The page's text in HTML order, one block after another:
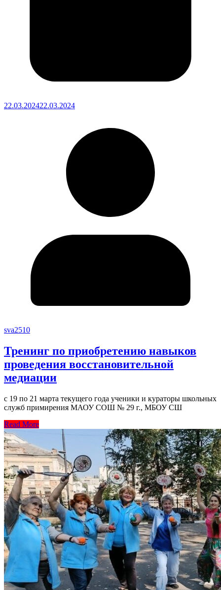
22.03.202422.03.2024
sva2510
Тренинг по приобретению навыков
проведения восстановительной
медиации
с 19 по 21 марта текущего года ученики и кураторы школьных
служб примирения МАОУ СОШ № 29 г., МБОУ СШ
Read More